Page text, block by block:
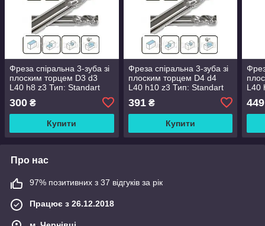
Фреза спіральна 3-зуба зі
плоским торцем D3 d3
L40 h8 z3 Тип: Standart
300 ₴
Купити
Фреза спіральна 3-зуба зі
плоским торцем D4 d4
L40 h10 z3 Тип: Standart
391₴
Купити
L40
449
Про нас
97% позитивних з 37 відгуків за рік
Працює з 26.12.2018